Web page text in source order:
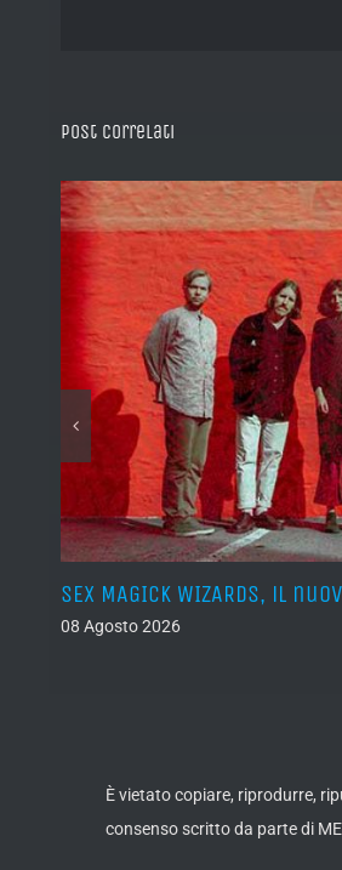
Post correlati
SEX MAGICK WIZARDS, il
08 Agosto 2026
È vietato copiare, riprodurre,
consenso scritto da parte di